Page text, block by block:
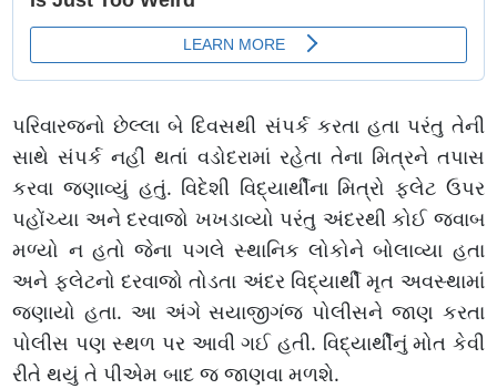
પરિવારજનો છેલ્લા બે દિવસથી સંપર્ક કરતા હતા પરંતુ તેની
સાથે સંપર્ક નહીં થતાં વડોદરામાં રહેતા તેના મિત્રને તપાસ
કરવા જણાવ્યું હતું. વિદેશી વિદ્યાર્થીના મિત્રો ફ્લેટ ઉપર
પહોંચ્યા અને દરવાજો ખખડાવ્યો પરંતુ અંદરથી કોઈ જવાબ
મળ્યો ન હતો જેના પગલે સ્થાનિક લોકોને બોલાવ્યા હતા
અને ફ્લેટનો દરવાજો તોડતા અંદર વિદ્યાર્થી મૃત અવસ્થામાં
જણાયો હતા. આ અંગે સયાજીગંજ પોલીસને જાણ કરતા
પોલીસ પણ સ્થળ પર આવી ગઈ હતી. વિદ્યાર્થીનું મોત કેવી
રીતે થયું તે પીએમ બાદ જ જાણવા મળશે.